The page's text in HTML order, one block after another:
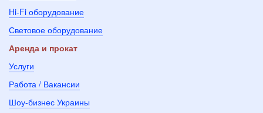
Hi-Fi оборудование
Световое оборудование
Аренда и прокат
Услуги
Работа / Вакансии
Шоу-бизнес Украины